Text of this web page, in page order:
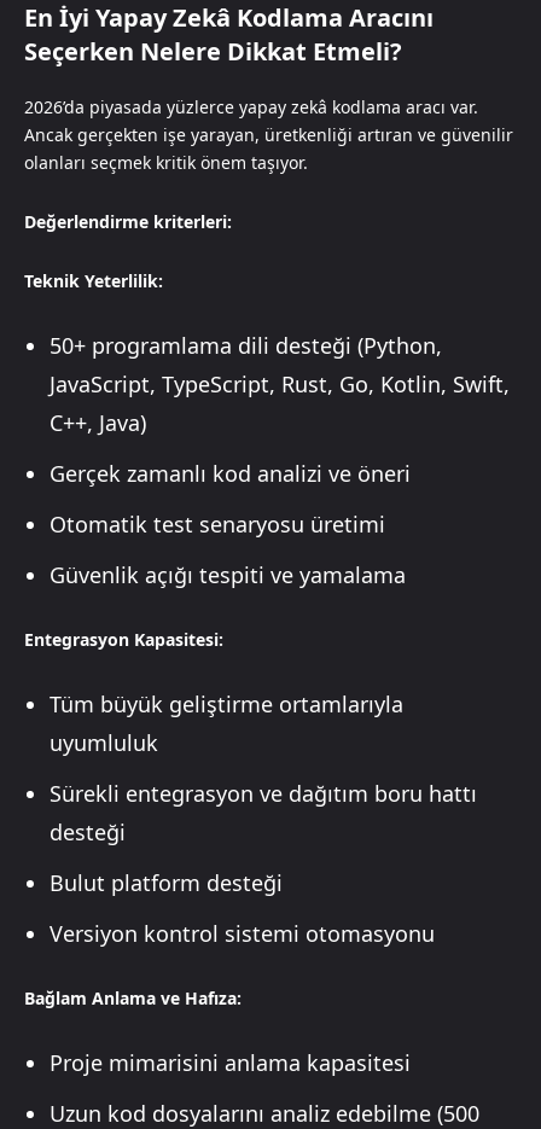
En İyi Yapay Zekâ Kodlama Aracını
Seçerken Nelere Dikkat Etmeli?
2026’da piyasada yüzlerce yapay zekâ kodlama aracı var.
Ancak gerçekten işe yarayan, üretkenliği artıran ve güvenilir
olanları seçmek kritik önem taşıyor.
Değerlendirme kriterleri:
Teknik Yeterlilik:
50+ programlama dili desteği (Python,
JavaScript, TypeScript, Rust, Go, Kotlin, Swift,
C++, Java)
Gerçek zamanlı kod analizi ve öneri
Otomatik test senaryosu üretimi
Güvenlik açığı tespiti ve yamalama
Entegrasyon Kapasitesi:
Tüm büyük geliştirme ortamlarıyla
uyumluluk
Sürekli entegrasyon ve dağıtım boru hattı
desteği
Bulut platform desteği
Versiyon kontrol sistemi otomasyonu
Bağlam Anlama ve Hafıza:
Proje mimarisini anlama kapasitesi
Uzun kod dosyalarını analiz edebilme (500